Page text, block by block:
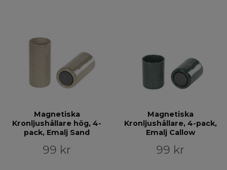
Magnetiska
Kronljushållare hög, 4-
pack, Emalj Sand
99 kr
Magnetiska
Kronljushållare, 4-pack,
Emalj Callow
99 kr